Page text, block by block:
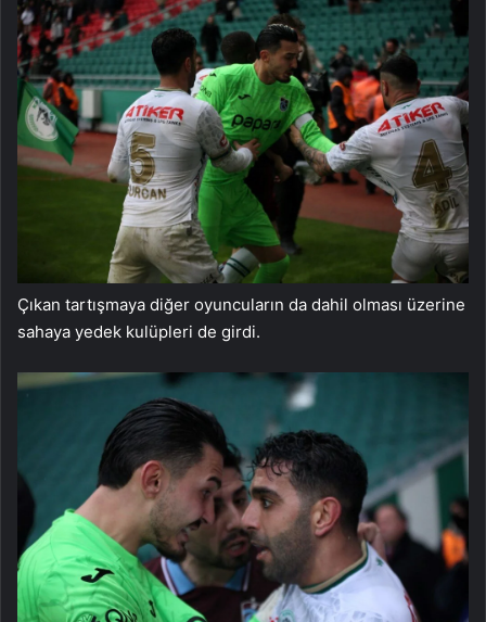
Çıkan tartışmaya diğer oyuncuların da dahil olması üzerine
sahaya yedek kulüpleri de girdi.